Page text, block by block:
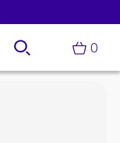
0